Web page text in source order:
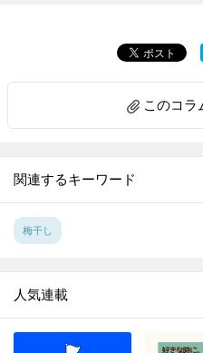
このコラ
関連するキーワード
梅干し
人気連載